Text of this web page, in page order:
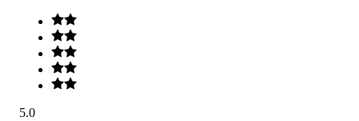
5.0